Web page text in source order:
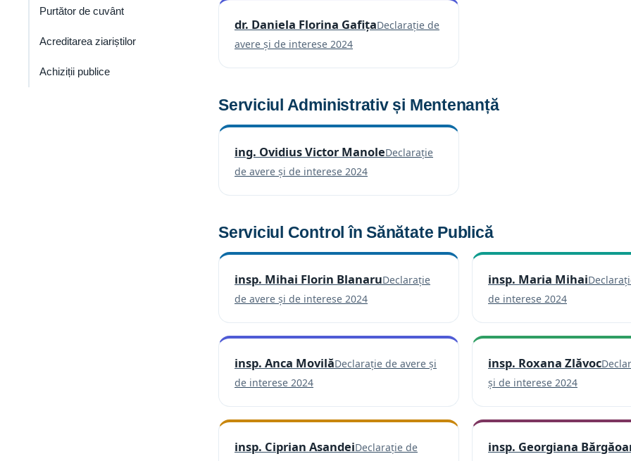
Purtător de cuvânt
Acreditarea ziariștilor
Achiziții publice
dr. Daniela Florina GafițaDeclarație de
avere și de interese 2024(se deschide într-o filă nouă)
Serviciul Administrativ și Mentenanță
ing. Ovidius Victor ManoleDeclarație
de avere și de interese 2024(se deschide într-o filă nouă)
Serviciul Control în Sănătate Publică
insp. Mihai Florin BlanaruDeclarație
de avere și de interese 2024(se deschide într-o filă nouă)
insp. Maria Mihai
de interese 2024(se
insp. Anca MovilăDeclarație de avere și
de interese 2024(se deschide într-o filă nouă)
insp. Roxana Zlăvoc
și de interese 2024(se
insp. Ciprian AsandeiDeclarație de
insp. Georgiana